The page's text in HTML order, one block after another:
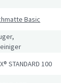
Basic
STANDARD 100